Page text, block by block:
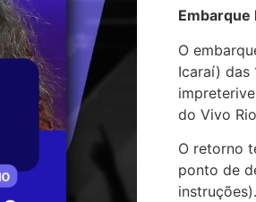
Embarque
O
Icaraí) das
do Vivo
O retorno
ponto de